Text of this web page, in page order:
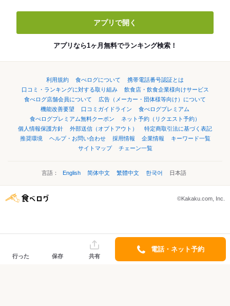
アプリで開く
アプリなら1ヶ月無料でランキング検索！
利用規約 食べログについて
携帯電話番号認証とは
口コミ・ランキングに対する取り組み
飲食店・飲食企業様向けサービス
食べログ店舗会員について
広告（メーカー・団体様等向け）について
機能改善要望
口コミガイドライン
食べログプレミアム
食べログプレミアム無料クーポン
ネット予約（リクエスト予約）
個人情報保護方針
外部送信（オプトアウト）
特定商取引法に基づく表記
推奨環境
ヘルプ・お問い合わせ 採用情報 企業情報
キーワード一覧
サイトマップ
チェーン一覧
言語： English 简体中文 繁體中文 한국어 日本語
©Kakaku.com, Inc.
行った 保存 共有
電話・ネット予約